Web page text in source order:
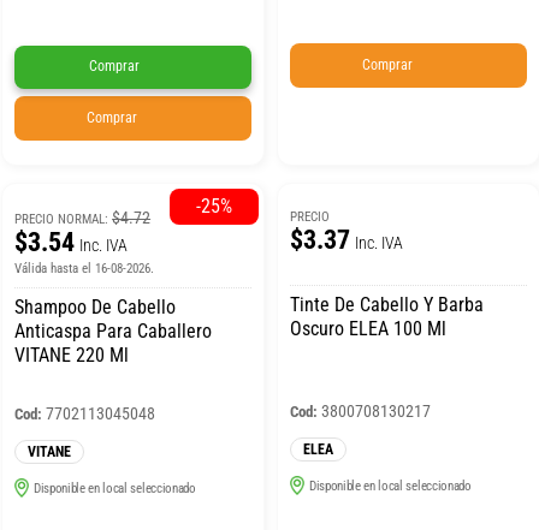
Comprar
Comprar
Comprar
PRECIO NORMAL:$4.72
$3.54 Inc. IVA
Válida hasta el 16-08-2026.
Shampoo De Cabello
Anticaspa Para Caballero
VITANE 220 Ml
Cod: 7702113045048
VITANE
Disponible en local seleccionado
-25% PRECIO
$3.37 Inc. IVA
Tinte De Cabello Y Barba
Oscuro ELEA 100 Ml
Cod: 3800708130217
ELEA
Disponible en local seleccionado